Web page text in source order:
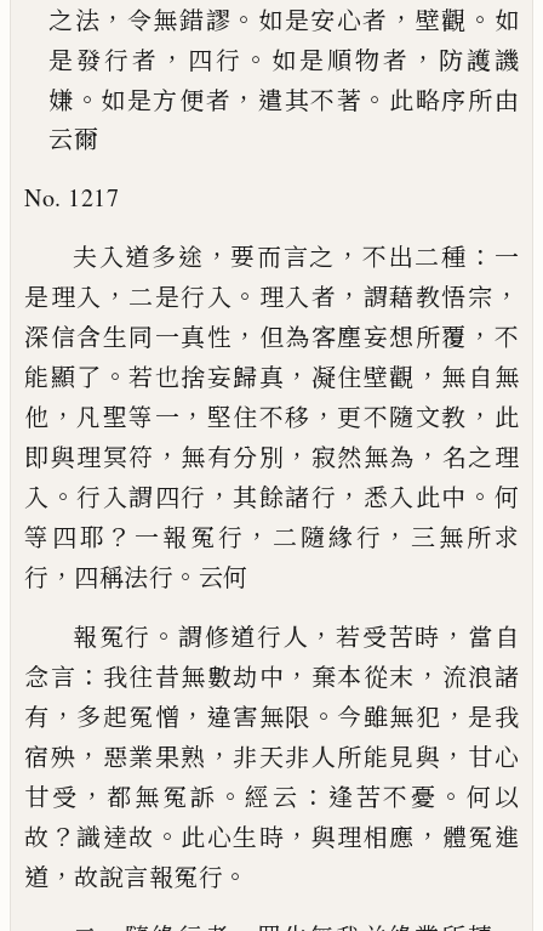
之法 ， 令無錯謬 。 如是安心者 ， 壁觀 。 如
是發行者 ， 四行 。 如是順物者 ， 防護譏
嫌 。 如是方便者 ， 遣其不著 。 此略序所由
云爾
No. 1217
夫入道多途 ，要而言之 ， 不出二種 ： 一
是理入 ， 二是行 入 。 理入者 ， 謂藉教悟宗 ，
深信含生同一真性 ， 但為客塵妄想所覆 ， 不
能顯了 。若也捨妄歸真 ， 凝住壁觀 ， 無 自無
他 ， 凡聖等一 ， 堅住不移 ， 更不隨文教 ， 此
即與理冥符 ， 無有分別 ， 寂然無為 ， 名之理
入 。行入謂四行 ，其餘諸行 ， 悉入此中 。 何
等四耶 ？ 一報冤行 ， 二隨緣行 ， 三無所求
行 ， 四稱法行 。 云何
報冤行 。 謂修道行人 ，若受苦時 ， 當自
念言 ： 我往昔無數劫中 ， 棄本從末 ， 流浪諸
有 ， 多起冤憎 ， 違害無限 。 今雖無犯 ， 是我
宿殃 ， 惡業果熟 ， 非天非人所能見與 ， 甘心
甘受 ， 都無冤訴 。 經云 ： 逢苦不憂 。 何以
故 ？識達故 。 此心生時 ， 與理相應 ， 體冤進
道 ， 故說言報冤行 。